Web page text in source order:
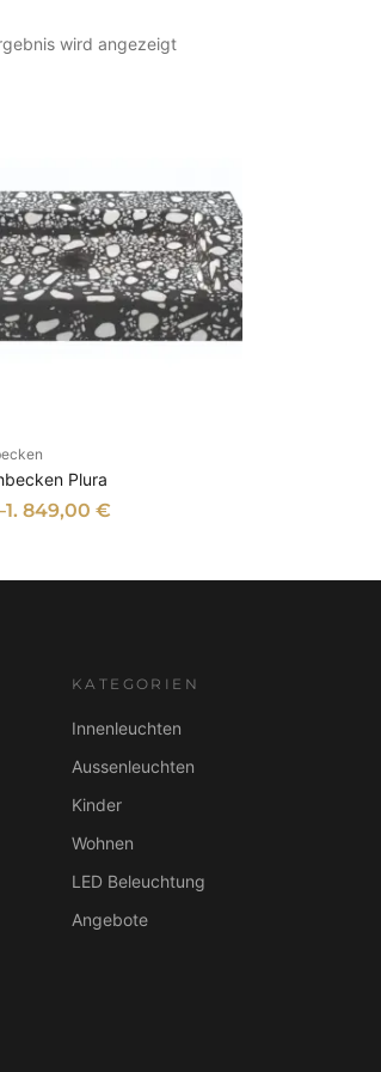
wird angezeigt
Plura
1. 849,00 €
WÄHLEN
KATEGORIEN
Innenleuchten
Aussenleuchten
Kinder
Wohnen
LED Beleuchtung
Angebote